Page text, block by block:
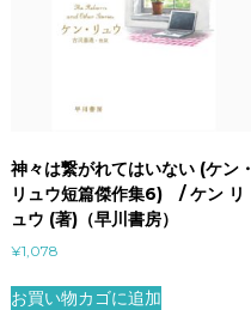
神々は繋がれてはいない (ケン・
リュウ短篇傑作集6) / ケン リ
ュウ (著)（早川書房）
¥1,078
お買い物カゴに追加